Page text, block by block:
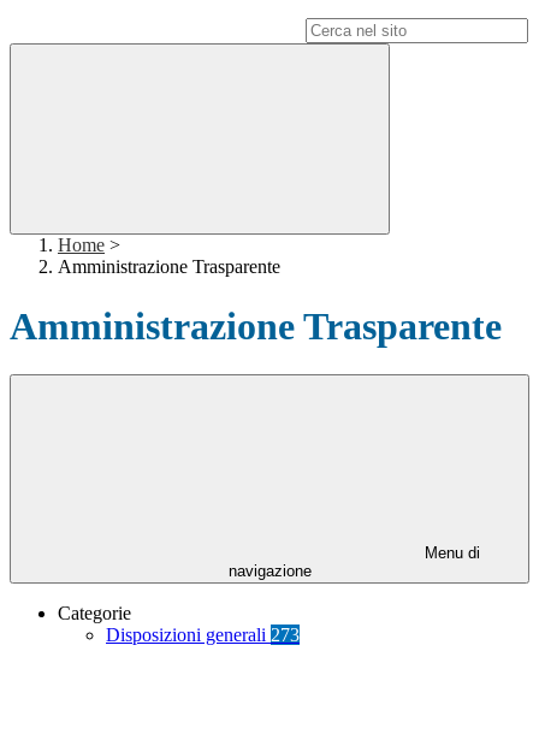
Home >
Amministrazione Trasparente
Amministrazione Trasparente
Menu di
navigazione
Categorie
Disposizioni generali 273